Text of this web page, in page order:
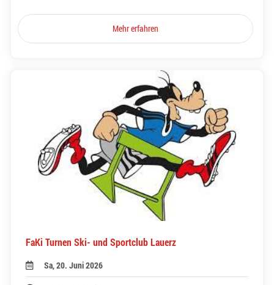
Mehr erfahren
FaKi Turnen Ski- und Sportclub Lauerz
Sa, 20. Juni 2026